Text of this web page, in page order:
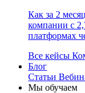
Как за 2
компании с
платформах
Все кейсы
Блог
Статьи
Мы обучаем